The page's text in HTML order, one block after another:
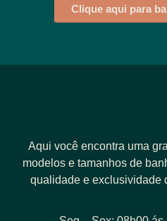
Clique aqui para
Aqui você encontra uma
modelos e tamanhos de
qualidade e exclusividade